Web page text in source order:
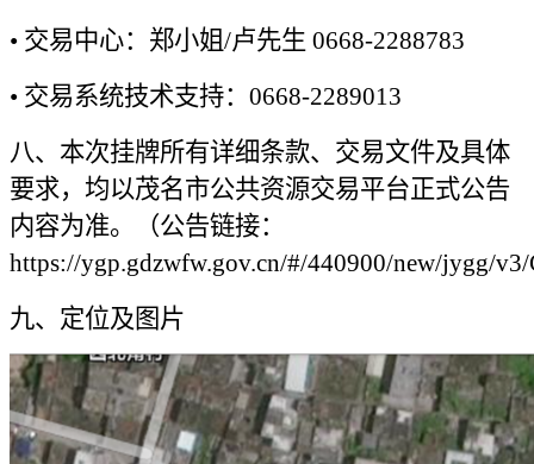
• 交易中心：郑小姐/卢先生 0668-2288783
• 交易系统技术支持：0668-2289013
八、本次挂牌所有详细条款、交易文件及具体
要求，均以茂名市公共资源交易平台正式公告
内容为准。
（公告链接：
https://ygp.gdzwfw.gov.cn/#/440900/new/jygg/
九、定位及图片